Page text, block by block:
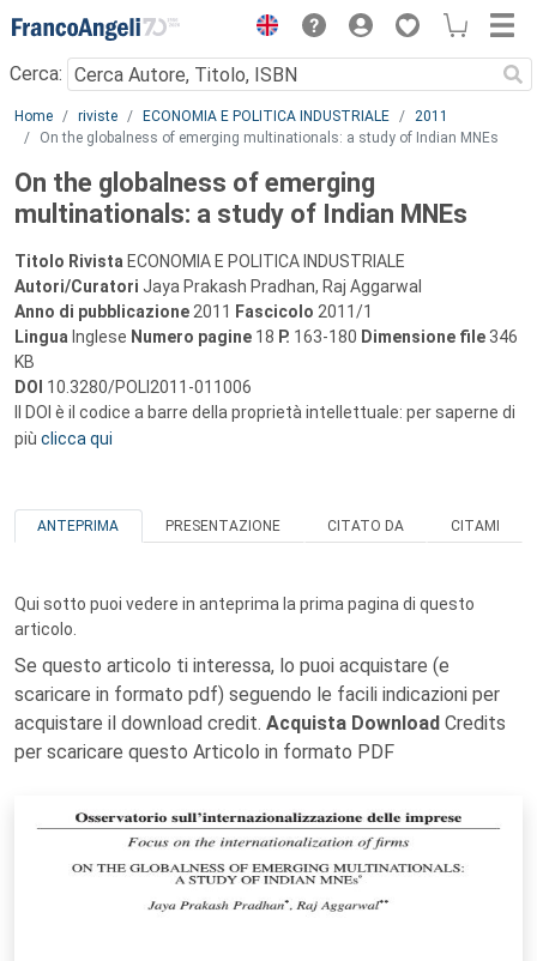
Menu
Cerca:
Main content
Home riviste ECONOMIA E POLITICA INDUSTRIALE
2011
On the globalness of emerging multinationals: a study of Indian MNEs
On the globalness of emerging
multinationals: a study of Indian MNEs
Titolo Rivista ECONOMIA E POLITICA INDUSTRIALE
Autori/Curatori Jaya Prakash Pradhan, Raj Aggarwal
Anno di pubblicazione 2011 Fascicolo 2011/1
Lingua Inglese Numero pagine 18 P. 163-180 Dimensione file 346
KB
DOI 10.3280/POLI2011-011006
Il DOI è il codice a barre della proprietà intellettuale: per saperne di
più clicca qui
ANTEPRIMA PRESENTAZIONE CITATO DA CITAMI
Qui sotto puoi vedere in anteprima la prima pagina di questo
articolo.
Se questo articolo ti interessa, lo puoi acquistare (e
scaricare in formato pdf) seguendo le facili indicazioni per
acquistare il download credit. Acquista Download Credits
per scaricare questo Articolo in formato PDF